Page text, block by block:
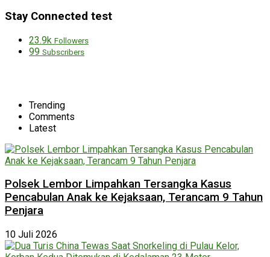
Stay Connected test
23.9k Followers
99 Subscribers
Trending
Comments
Latest
Polsek Lembor Limpahkan Tersangka Kasus
Pencabulan Anak ke Kejaksaan, Terancam 9 Tahun
Penjara
10 Juli 2026